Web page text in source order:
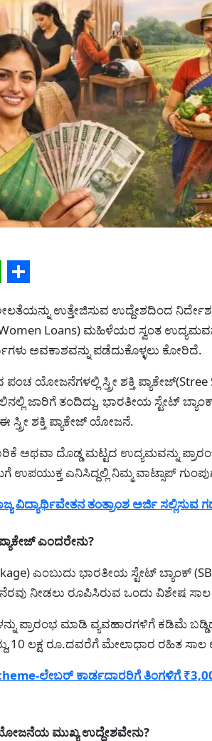
ಉತ್ತೇಜಿಸುವ ಉದ್ದೇಶದಿಂದ
Loans) ಮಹಿಳೆಯರ ಸ್ವಂತ ಉದ್ಯಮವನ್ನು
ಅವಕಾಶವನ್ನು ಪಡೆದುಕೊಳ್ಳಲು ಕೋರಿದೆ.
ಯೋಜನೆಗಳಲ್ಲಿ ಸ್ತ್ರೀ ಶಕ್ತಿ
ಜಾರಿಗೆ ತಂದಿದ್ದು, ಭಾರತೀಯ ಸ್ಟೇಟ್
ಶಕ್ತಿ ಪ್ಯಾಕೇಜ್ ಯೋಜನೆ.
ಅಥವಾ ದೊಡ್ಡ ಮಟ್ಟದ ಉದ್ಯಮವನ್ನು
ಎನಿಸಿದ್ದಲ್ಲಿ ನಿಮ್ಮ ವಾಟ್ಸಾಪ್
ವಿದ್ಯಾರ್ಥಿವೇತನ ತಂತ್ರಾಂಶ ಅರ್ಜಿ ಸಲ್ಲಿಸುವ
ಎಂದರೇನು?
ಎಂಬುದು ಭಾರತೀಯ ಸ್ಟೇಟ್ ಬ್ಯಾಂಕ್
ನೆರವು ನೀಡಲು ರೂಪಿಸಿರುವ ಒಂದು ವಿಶೇಷ
ಪ್ರಾರಂಭ ಮಾಡಿ ವ್ಯವಹಾರಗಳಿಗೆ ಕಡಿಮೆ
ಲಕ್ಷ ರೂ.ದವರೆಗೆ ಮೇಲಾಧಾರ ರಹಿತ ಸಾಲ
ಲೇಬರ್ ಕಾರ್ಡದಾರರಿಗೆ ತಿಂಗಳಿಗೆ
ಮುಖ್ಯ ಉದ್ದೇಶವೇನು?